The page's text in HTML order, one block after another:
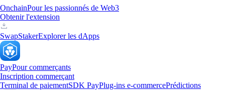
OnchainPour les passionnés de Web3
Obtenir l'extension
SwapStakerExplorer les dApps
PayPour commerçants
Inscription commerçant
Terminal de paiementSDK PayPlug-ins e-commercePrédictions